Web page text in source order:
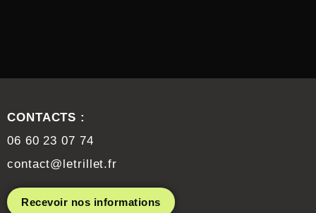
CONTACTS :
06 60 23 07 74
contact@letrillet.fr
Recevoir nos informations